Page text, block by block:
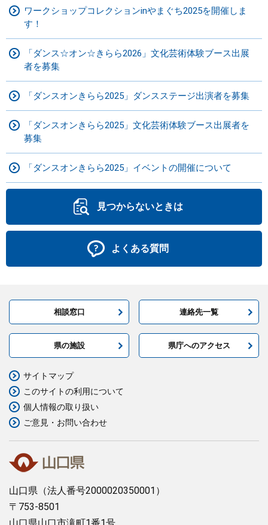
ワークショップコレクションinやまぐち2025を開催しま
す！
「ダンス☆オン☆きらら2026」文化芸術体験ブース出展
者を募集
「ダンスオンきらら2025」ダンスステージ出演者を募集
「ダンスオンきらら2025」文化芸術体験ブース出展者を
募集
「ダンスオンきらら2025」イベントの開催について
見つからないときは
よくある質問
相談窓口 連絡先一覧
県の施設 県庁へのアクセス
山口県 （法人番号2000020350001）
〒753-8501
サイトマップ
このサイトの利用について
個人情報の取り扱い
ご意見・お問い合わせ